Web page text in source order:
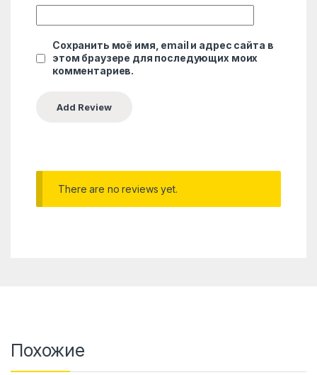
Сохранить моё имя, email и адрес сайта в
этом браузере для последующих моих
комментариев.
There are no reviews yet.
Похожие